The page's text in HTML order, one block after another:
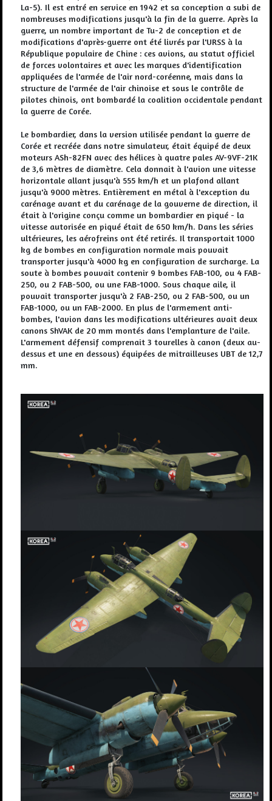
La-5). Il est entré en service en 1942 et sa conception a subi de
nombreuses modifications jusqu'à la fin de la guerre. Après la
guerre, un nombre important de Tu-2 de conception et de
modifications d'après-guerre ont été livrés par l'URSS à la
République populaire de Chine : ces avions, au statut officiel
de forces volontaires et avec les marques d'identification
appliquées de l'armée de l'air nord-coréenne, mais dans la
structure de l'armée de l'air chinoise et sous le contrôle de
pilotes chinois, ont bombardé la coalition occidentale pendant
la guerre de Corée.
Le bombardier, dans la version utilisée pendant la guerre de
Corée et recréée dans notre simulateur, était équipé de deux
moteurs ASh-82FN avec des hélices à quatre pales AV-9VF-21K
de 3,6 mètres de diamètre. Cela donnait à l'avion une vitesse
horizontale allant jusqu'à 555 km/h et un plafond allant
jusqu'à 9000 mètres. Entièrement en métal à l'exception du
carénage avant et du carénage de la gouverne de direction, il
était à l'origine conçu comme un bombardier en piqué - la
vitesse autorisée en piqué était de 650 km/h. Dans les séries
ultérieures, les aérofreins ont été retirés. Il transportait 1000
kg de bombes en configuration normale mais pouvait
transporter jusqu'à 4000 kg en configuration de surcharge. La
soute à bombes pouvait contenir 9 bombes FAB-100, ou 4 FAB-
250, ou 2 FAB-500, ou une FAB-1000. Sous chaque aile, il
pouvait transporter jusqu'à 2 FAB-250, ou 2 FAB-500, ou un
FAB-1000, ou un FAB-2000. En plus de l'armement anti-
bombes, l'avion dans les modifications ultérieures avait deux
canons ShVAK de 20 mm montés dans l'emplanture de l'aile.
L'armement défensif comprenait 3 tourelles à canon (deux au-
dessus et une en dessous) équipées de mitrailleuses UBT de 12,7
mm.